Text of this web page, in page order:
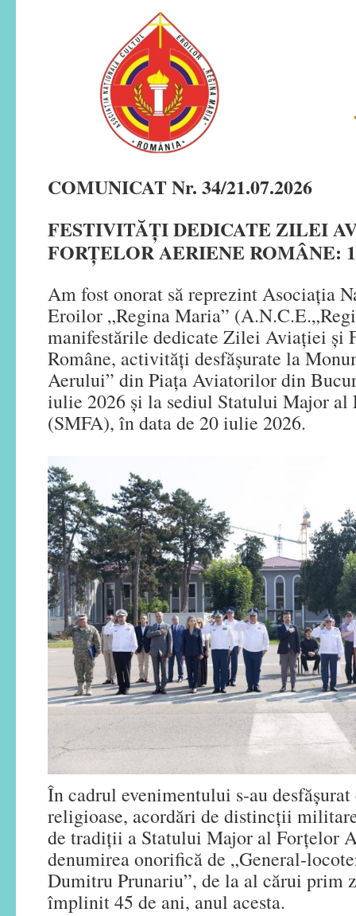
COMUNICAT Nr. 34/21.07.2026
FESTIVITĂȚI DEDICATE ZILEI
FORȚELOR AERIENE ROMÂNE:
Am fost onorat să reprezint Asociația
Eroilor „Regina Maria”
manifestările dedicate Zilei Aviației și
Române, activități desfășurate la
Aerului” din Piața Aviatorilor din
iulie 2026 și la sediul Statului Major al
(SMFA), în data de 20 iulie 2026.
În cadrul evenimentului s-au
religioase, acordări de distincții
de tradiții a Statului Major al Forțelor
denumirea onorifică de „General-
Dumitru Prunariu”, de la al cărui prim
împlinit 45 de ani, anul acesta.